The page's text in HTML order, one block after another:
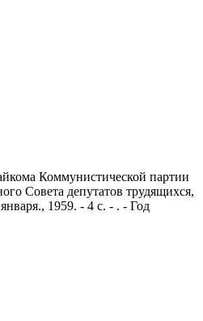
Коммунистической партии
Совета депутатов трудящихся,
1959. - 4 с. - . - Год